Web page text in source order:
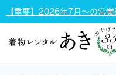
【重要】2026年7月～の営業